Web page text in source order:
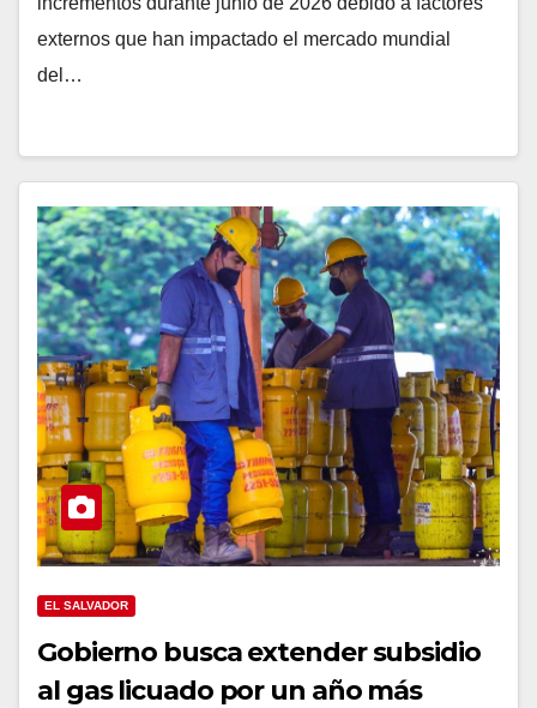
externos que han impactado el mercado mundial
del…
EL SALVADOR
Gobierno busca extender subsidio
al gas licuado por un año más